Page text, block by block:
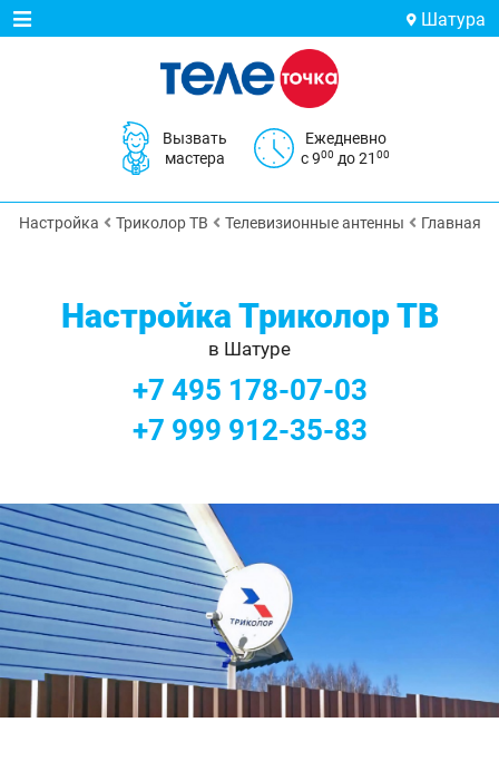
Шатура
Вызвать
мастера
Ежедневно
с 900 до 2100
Настройка Триколор ТВ Телевизионные антенны Главная
Настройка Триколор ТВ
в Шатуре
+7 495 178-07-03
+7 999 912-35-83